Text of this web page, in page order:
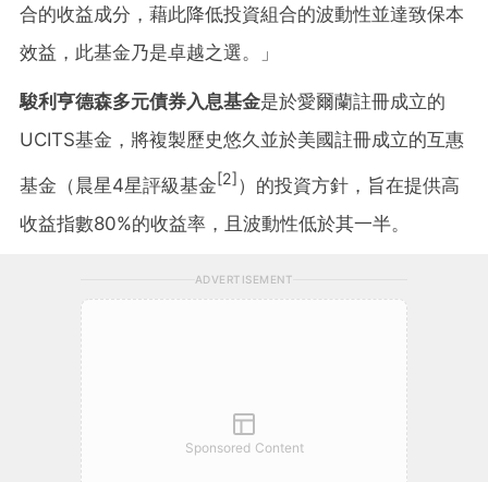
合的收益成分，藉此降低投資組合的波動性並達致保本
效益，此基金乃是卓越之選。」
駿利亨德森多元債券入息基金是於愛爾蘭註冊成立的
UCITS基金，將複製歷史悠久並於美國註冊成立的互惠
基金（晨星4星評級基金[2]）的投資方針，旨在提供高
收益指數80%的收益率，且波動性低於其一半。
ADVERTISEMENT
Sponsored Content